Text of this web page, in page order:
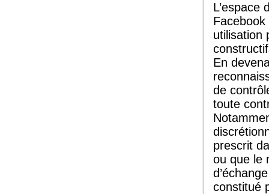
L’espace
utilisation
En
de
toute
prescrit
ou que le
constitué